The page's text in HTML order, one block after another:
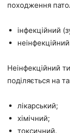
походження
інфекційний
Неінфекційний
поділяється на
лікарський;
хімічний;
токсичний.